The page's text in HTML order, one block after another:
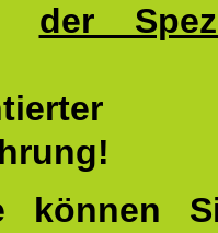
der
können